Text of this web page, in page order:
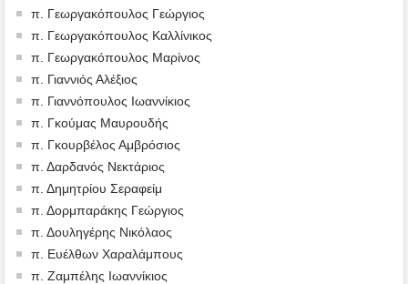
π. Γεωργακόπουλος Γεώργιος
π. Γεωργακόπουλος Καλλίνικος
π. Γεωργακόπουλος Μαρίνος
π. Γιαννιός Αλέξιος
π. Γιαννόπουλος Ιωαννίκιος
π. Γκούμας Μαυρουδής
π. Γκουρβέλος Αμβρόσιος
π. Δαρδανός Νεκτάριος
π. Δημητρίου Σεραφείμ
π. Δορμπαράκης Γεώργιος
π. Δουληγέρης Νικόλαος
π. Ευέλθων Χαραλάμπους
π. Ζαμπέλης Ιωαννίκιος